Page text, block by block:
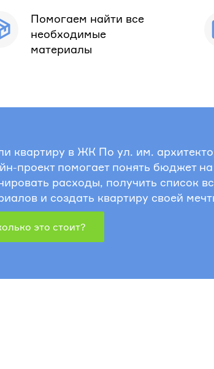
Помогаем найти все
необходимые
материалы
квартиру в ЖК По ул. им.
проект помогает понять бюджет
расходы, получить список
и создать квартиру своей
это стоит?